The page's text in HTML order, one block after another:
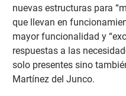
nuevas estructuras para
que llevan en
mayor funcionalidad y
respuestas a las
solo presentes sino
Martínez del Junco.